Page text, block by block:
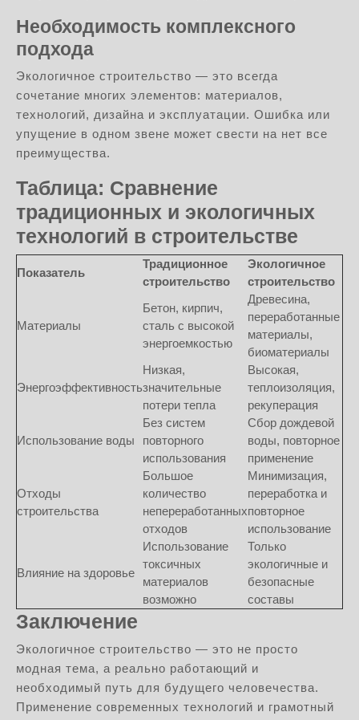
Необходимость комплексного
подхода
Экологичное строительство — это всегда
сочетание многих элементов: материалов,
технологий, дизайна и эксплуатации. Ошибка или
упущение в одном звене может свести на нет все
преимущества.
Таблица: Сравнение
традиционных и экологичных
технологий в строительстве
Показатель
Традиционное
строительство
Экологичное
строительство
Материалы
Бетон, кирпич,
сталь с высокой
энергоемкостью
Древесина,
переработанные
материалы,
биоматериалы
Энергоэффективность
Низкая,
значительные
потери тепла
Высокая,
теплоизоляция,
рекуперация
Использование воды
Без систем
повторного
использования
Сбор дождевой
воды, повторное
применение
Отходы
строительства
Большое
количество
непереработанных
отходов
Минимизация,
переработка и
повторное
использование
Влияние на здоровье
Использование
токсичных
материалов
возможно
Только
экологичные и
безопасные
составы
Заключение
Экологичное строительство — это не просто
модная тема, а реально работающий и
необходимый путь для будущего человечества.
Применение современных технологий и грамотный